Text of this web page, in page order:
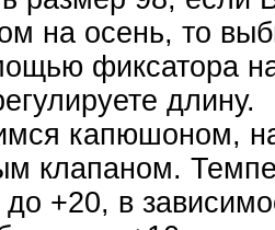
на осень, то
фиксатора
капюшоном,
клапаном.
+20, в